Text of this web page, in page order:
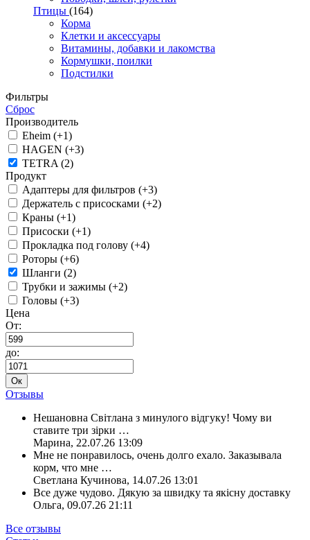
Птицы (164)
Корма
Клетки и аксессуары
Витамины, добавки и лакомства
Кормушки, поилки
Подстилки
Фильтры
Сброс
Производитель
Eheim (+1)
HAGEN (+3)
TETRA (2)
Продукт
Адаптеры для фильтров (+3)
Держатель с присосками (+2)
Краны (+1)
Присоски (+1)
Прокладка под голову (+4)
Роторы (+6)
Шланги (2)
Трубки и зажимы (+2)
Головы (+3)
Цена
От:
до:
Ок
Отзывы
Нешановна Світлана з минулого відгуку! Чому ви
ставите три зірки …
Марина, 22.07.26 13:09
Мне не понравилось, очень долго ехало. Заказывала
корм, что мне …
Светлана Кучинова, 14.07.26 13:01
Все дуже чудово. Дякую за швидку та якісну доставку
Ольга, 09.07.26 21:11
Все отзывы